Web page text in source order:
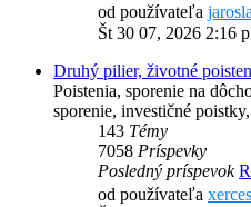
od používateľa
Št 30 07, 2026 2:16
Druhý pilier, životné
Poistenia, sporenie na
sporenie, investičné
143 Témy
7058 Príspevky
Posledný príspevok
od používateľa xerces